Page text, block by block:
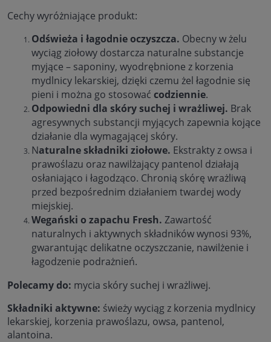
Cechy wyróżniające produkt:
Odświeża i łagodnie oczyszcza. Obecny w żelu
wyciąg ziołowy dostarcza naturalne substancje
myjące – saponiny, wyodrębnione z korzenia
mydlnicy lekarskiej, dzięki czemu żel łagodnie się
pieni i można go stosować codziennie.
Odpowiedni dla skóry suchej i wrażliwej. Brak
agresywnych substancji myjących zapewnia kojące
działanie dla wymagającej skóry.
Naturalne składniki ziołowe. Ekstrakty z owsa i
prawoślazu oraz nawilżający pantenol działają
osłaniająco i łagodząco. Chronią skórę wrażliwą
przed bezpośrednim działaniem twardej wody
miejskiej.
Wegański o zapachu Fresh. Zawartość
naturalnych i aktywnych składników wynosi 93%,
gwarantując delikatne oczyszczanie, nawilżenie i
łagodzenie podrażnień.
Polecamy do: mycia skóry suchej i wrażliwej.
Składniki aktywne: świeży wyciąg z korzenia mydlnicy
lekarskiej, korzenia prawoślazu, owsa, pantenol,
alantoina.